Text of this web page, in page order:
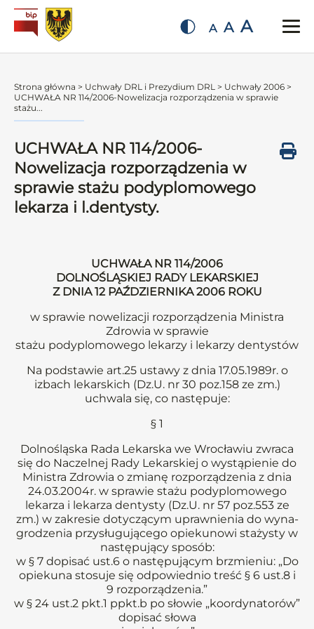
A A A
Strona główna > Uchwały DRL i Prezydium DRL > Uchwały 2006 >
UCHWAŁA NR 114/2006-Nowelizacja rozporządzenia w sprawie
stażu...
UCHWAŁA NR 114/2006-
Nowelizacja rozporządzenia w
sprawie stażu podyplomowego
lekarza i l.dentysty.
UCHWAŁA NR 114/2006
DOLNOŚLĄSKIEJ RADY LEKARSKIEJ
Z DNIA 12 PAŹDZIERNIKA 2006 ROKU
w sprawie nowelizacji rozporządzenia Ministra
Zdrowia w sprawie
stażu podyplomowego lekarzy i lekarzy dentystów
Na podstawie art.25 ustawy z dnia 17.05.1989r. o
izbach lekarskich (Dz.U. nr 30 poz.158 ze zm.)
uchwala się, co następuje:
§ 1
Dolnośląska Rada Lekarska we Wrocławiu zwraca
się do Naczelnej Rady Lekarskiej o wystąpienie do
Ministra Zdrowia o zmianę rozporządzenia z dnia
24.03.2004r. w sprawie stażu podyplomowego
lekarza i lekarza dentysty (Dz.U. nr 57 poz.553 ze
zm.) w zakresie dotyczącym uprawnienia do wyna-
grodzenia przysługującego opiekunowi stażysty w
następujący sposób:
w § 7 dopisać ust.6 o następującym brzmieniu: „Do
opiekuna stosuje się odpowiednio treść § 6 ust.8 i
9 rozporządzenia.”
w § 24 ust.2 pkt.1 ppkt.b po słowie „koordynatorów”
dopisać słowa